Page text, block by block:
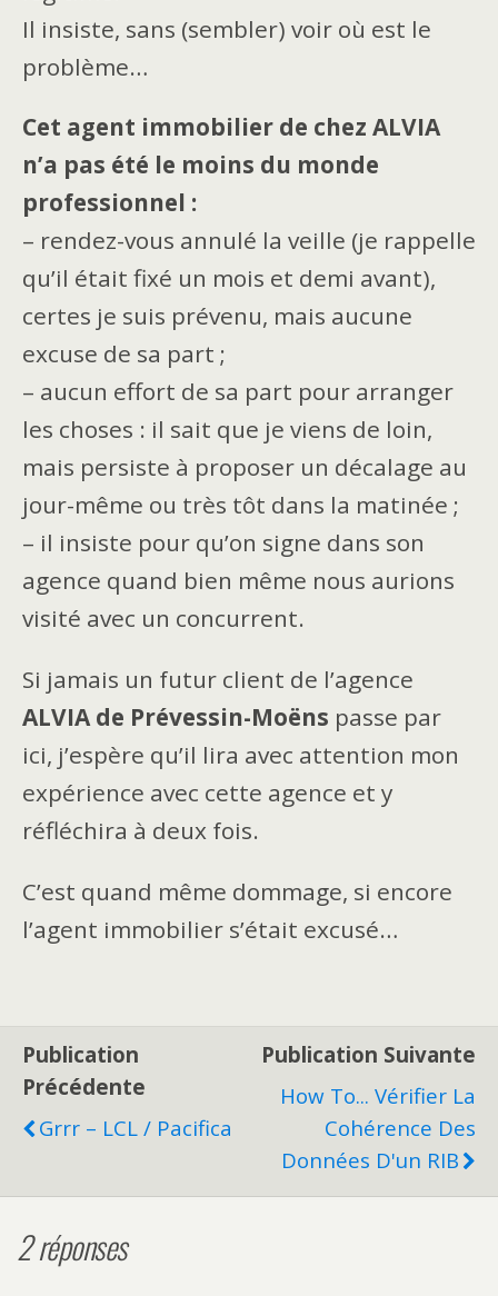
Il insiste, sans (sembler) voir où est le
problème…
Cet agent immobilier de chez ALVIA
n’a pas été le moins du monde
professionnel :
– rendez-vous annulé la veille (je rappelle
qu’il était fixé un mois et demi avant),
certes je suis prévenu, mais aucune
excuse de sa part ;
– aucun effort de sa part pour arranger
les choses : il sait que je viens de loin,
mais persiste à proposer un décalage au
jour-même ou très tôt dans la matinée ;
– il insiste pour qu’on signe dans son
agence quand bien même nous aurions
visité avec un concurrent.
Si jamais un futur client de l’agence
ALVIA de Prévessin-Moëns passe par
ici, j’espère qu’il lira avec attention mon
expérience avec cette agence et y
réfléchira à deux fois.
C’est quand même dommage, si encore
l’agent immobilier s’était excusé…
Publication
Précédente
Grrr – LCL / Pacifica
Publication Suivante
How To... Vérifier La
Cohérence Des
Données D'un RIB
2 réponses